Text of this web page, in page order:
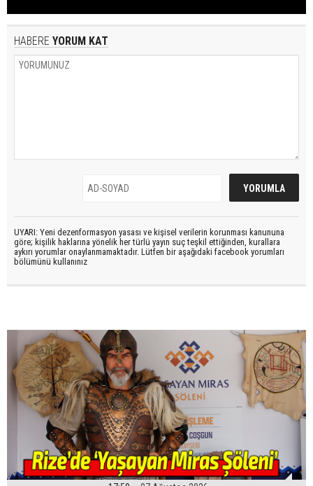
HABERE YORUM KAT
UYARI: Yeni dezenformasyon yasası ve kişisel verilerin korunması kanununa
göre; kişilik haklarına yönelik her türlü yayın suç teşkil ettiğinden, kurallara
aykırı yorumlar onaylanmamaktadır. Lütfen bir aşağıdaki facebook yorumları
bölümünü kullanınız